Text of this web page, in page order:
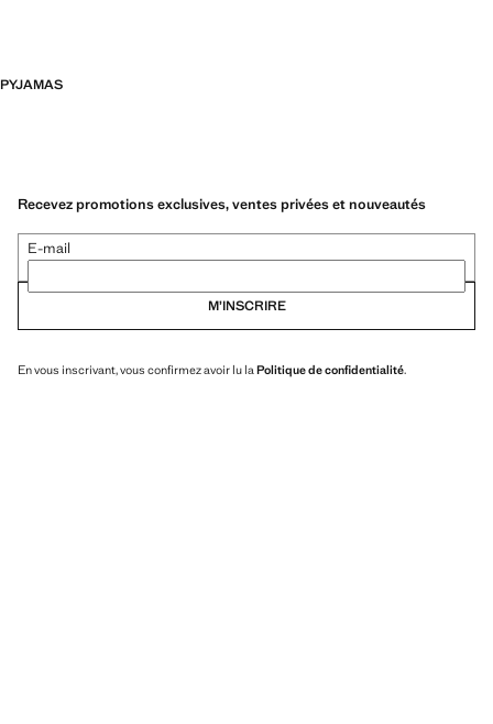
PYJAMAS
Recevez promotions exclusives, ventes privées et nouveautés
E-mail
M’INSCRIRE
En vous inscrivant, vous confirmez avoir lu la Politique de confidentialité.